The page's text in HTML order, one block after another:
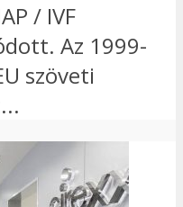
/ IVF
Az 1999-
szöveti